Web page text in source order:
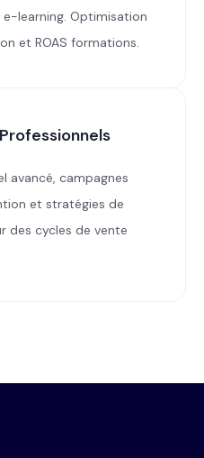
learning. Optimisation
et ROAS formations.
avancé, campagnes
et stratégies de
des cycles de vente